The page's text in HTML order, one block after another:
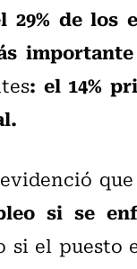
29% de los
: el 14%
si se
si el puesto